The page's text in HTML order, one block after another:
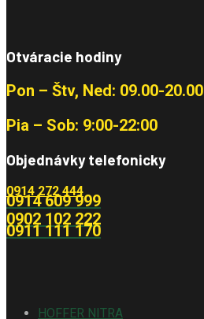
Otváracie hodiny
Pon – Štv, Ned: 09.00-20.00
Pia – Sob: 9:00-22:00
Objednávky telefonicky
0914 272 444
0914 609 999
0902 102 222
0911 111 170
HOFFER NITRA